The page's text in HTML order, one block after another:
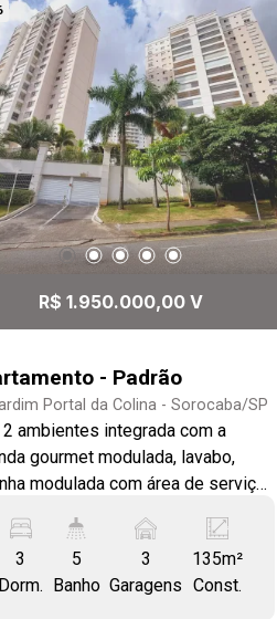
R$ 1.950.000,00 V
- Padrão
Portal da Colina - Sorocaba/SP
2 ambientes integrada com a
gourmet modulada, lavabo,
modulada com área de serviço
todas em piso madeira,
com box em vidro e
corredor com roupeiro.
3
Dorm.
5
Banho
3
Garagens
135m²
Const.